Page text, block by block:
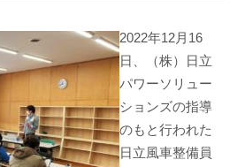
2022年12月16
日、（株）日立
パワーソリュー
ションズの指導
のもと行われた
日立風車整備員